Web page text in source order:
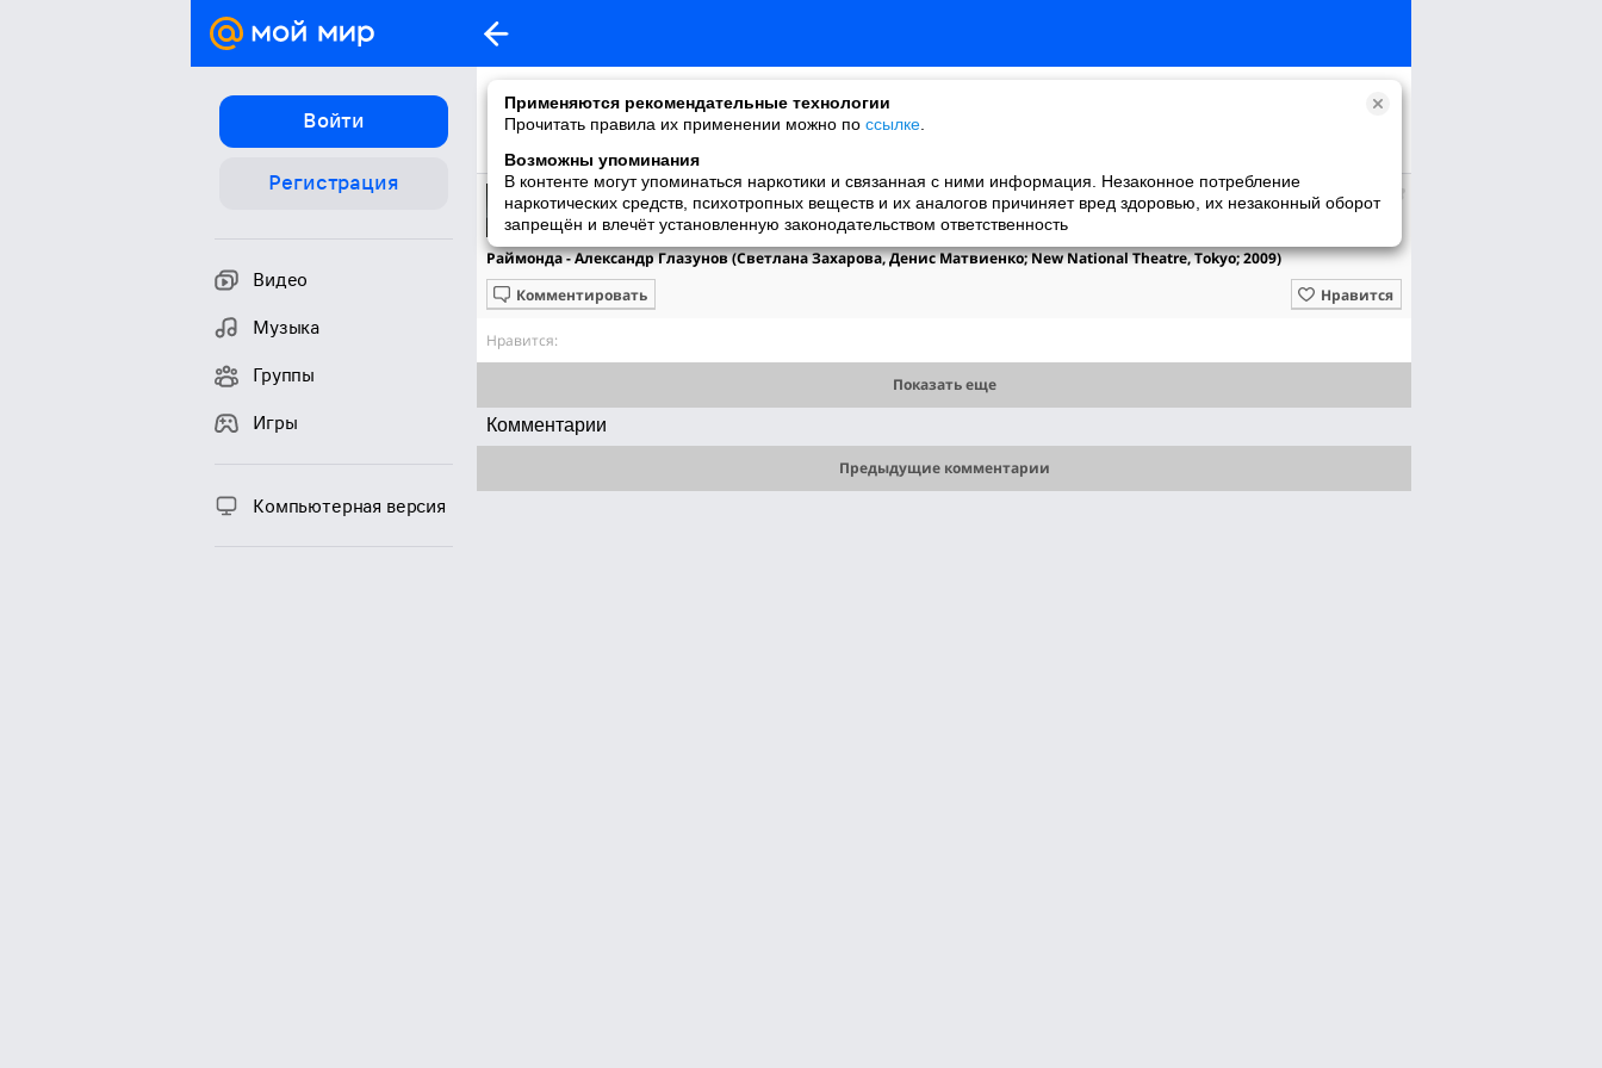
Применяются рекомендательные технологии
Прочитать правила их применении можно по ссылке
Возможны упоминания
В контенте могут упоминаться наркотики и связанная с ними информация. Незаконное потребление
наркотических средств, психотропных веществ и их аналогов причиняет вред здоровью, их незаконный оборот
запрещён и влечёт установленную законодательством ответственность
Войти
Регистрация
Видео
Музыка
Группы
Игры
Компьютерная версия
Vassil
добавил видео
29.11.2023
Раймонда - Александр Глазунов (Светлана Захарова, Денис Матвиенко; New National Theatre, Tokyo; 2009)
Нравится
Комментировать
Нравится:
Показать еще
Комментарии
Предыдущие комментарии